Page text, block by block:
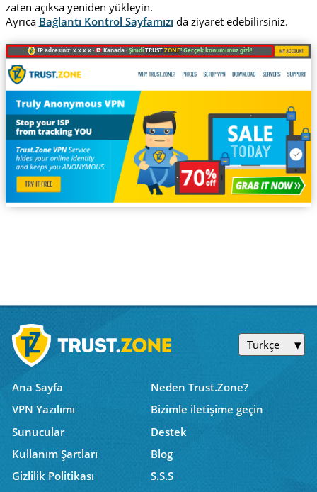
zaten açıksa yeniden yükleyin.
Ayrıca Bağlantı Kontrol Sayfamızı da ziyaret edebilirsiniz.
IP adresiniz: x.x.x.x · Kanada ·ŞimdiTRUST.ZONE! Gerçek konumunuz gizli!
Türkçe
Ana Sayfa
Neden Trust.Zone?
VPN Yazılımı
Bizimle iletişime geçin
Sunucular
Destek
Kullanım Şartları
Blog
Gizlilik Politikası
S.S.S